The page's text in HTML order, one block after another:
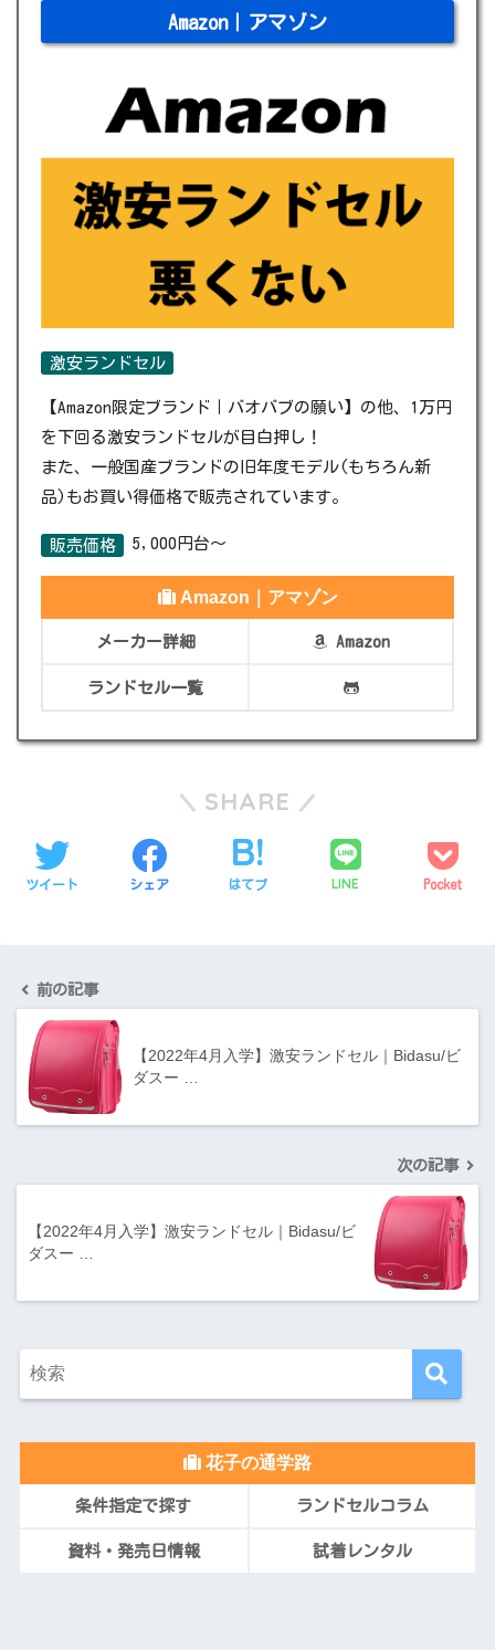
Amazon｜アマゾン
激安ランドセル
【Amazon限定ブランド｜バオバブの願い】の他、1万円
を下回る激安ランドセルが目白押し！
また、一般国産ブランドの旧年度モデル(もちろん新
品)もお買い得価格で販売されています。
販売価格 5,000円台～
Amazon｜アマゾン
メーカー詳細 Amazon
ランドセル一覧
SHARE
ツイート シェア はてブ LINE Pocket
前の記事
【2022年4月入学】激安ランドセル｜Bidasu/ビ
ダスー …
次の記事
【2022年4月入学】激安ランドセル｜Bidasu/ビ
ダスー …
花子の通学路
条件指定で探す ランドセルコラム
資料・発売日情報 試着レンタル